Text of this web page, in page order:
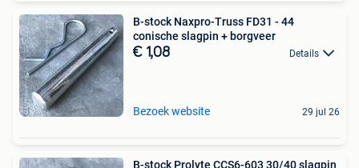
B-stock Naxpro-Truss FD31 - 44
conische slagpin + borgveer
€ 1,08 Details
Bezoek website 29 jul 26
B-stock Prolyte CCS6-603 30/40 slagpin